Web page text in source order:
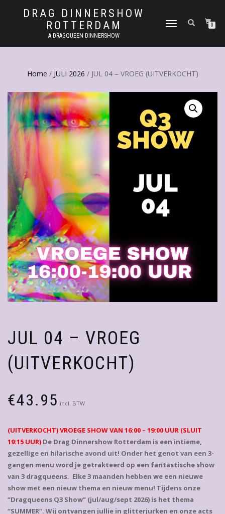
DRAG DINNERSHOW
ROTTERDAM
A DRAGQUEEN DINNERSHOW
SCHAKEL
0
Home / JULI 2026 / JUL 04 – VROEG (UITVERKOCHT)
JUL 04 – VROEG
(UITVERKOCHT)
€43.95 incl. BTW
(UITVERKOCHT) VROEGE SHOW VAN 16:00 – 19:00 UUR (SLUIT
19:15 UUR) De Drag Dinnershow Rotterdam is een intieme,
gezellige en hilarische avond uit! Onder het genot van een 3-
gangen menu word je getrakteerd op een fantastische show
van 3 dragqueens. Elke 3 maanden hebben we een nieuwe
show met een nieuw thema en nieuw menu! Tijdens onze
“Dragqueens Q3 Show” (jul/aug/sept 2026) is het thema
“SUMMER”. Wij ontvangen jullie in glitterjurken en onze acts